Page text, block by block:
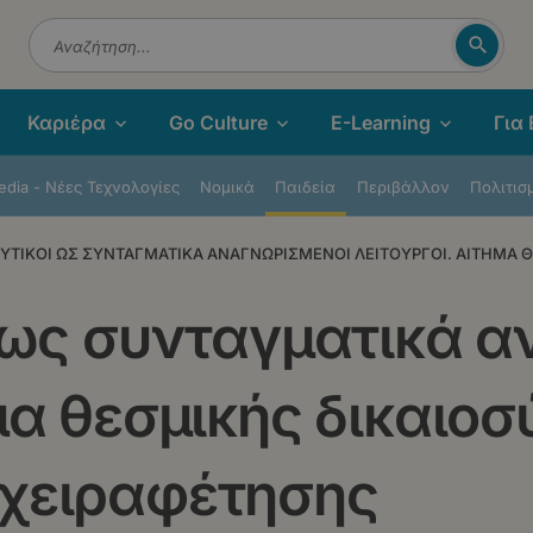
Αναζήτηση
- Νέες Τεχνολογίες Νομικά Παιδεία Περιβάλλον
Καριέρα Go Culture E-Learning Για
ΩΣ ΣΥΝΤΑΓΜΑΤΙΚΑ ΑΝΑΓΝΩΡΙΣΜΕΝΟΙ ΛΕΙΤΟΥΡΓΟΙ. ΑΙΤΗΜΑ
ως συνταγματικά
θεσμικής